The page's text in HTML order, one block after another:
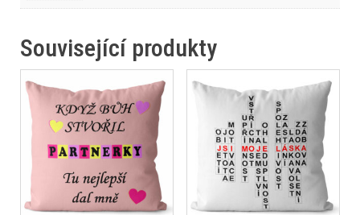
Související produkty